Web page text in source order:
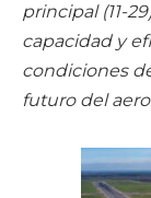
principal (11-
capacidad y
condiciones
futuro del